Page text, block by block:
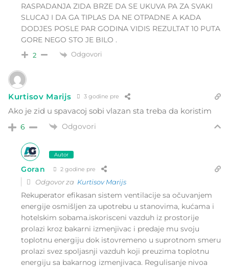
RASPADANJA ZIDA BRZE DA SE UKUVA PA ZA SVAKI
SLUCAJ I DA GA TIPLAS DA NE OTPADNE A KADA
DODJES POSLE PAR GODINA VIDIS REZULTAT 10 PUTA
GORE NEGO STO JE BILO .
2 Odgovori
Kurtisov Marijs 3 godine pre
Ako je zid u spavacoj sobi vlazan sta treba da koristim
6 Odgovori
Autor
Goran 2 godine pre
Odgovor za Kurtisov Marijs
Rekuperator efikasan sistem ventilacije sa očuvanjem
energije osmišljen za upotrebu u stanovima, kućama i
hotelskim sobama.iskorisceni vazduh iz prostorije
prolazi kroz bakarni izmenjivac i predaje mu svoju
toplotnu energiju dok istovremeno u suprotnom smeru
prolazi svez spoljasnji vazduh koji preuzima toplotnu
energiju sa bakarnog izmenjivaca. Regulisanje nivoa